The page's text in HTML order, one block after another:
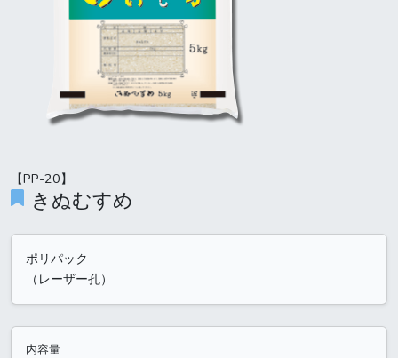
【PP-20】
きぬむすめ
ポリパック
（レーザー孔）
内容量